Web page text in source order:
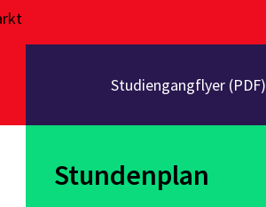
Studiengangflyer (PDF)
Stundenplan